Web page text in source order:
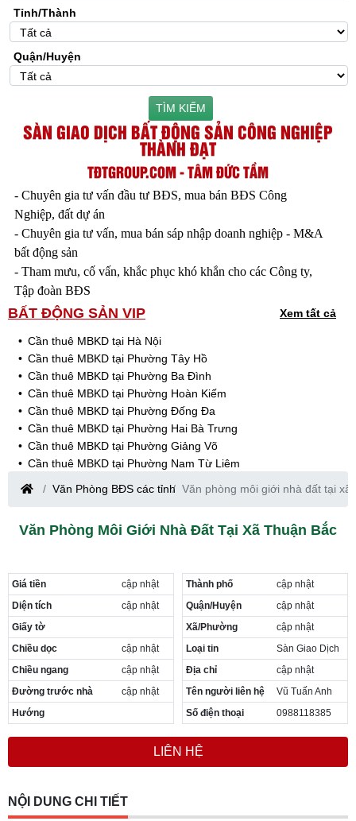
Tỉnh/Thành
Quận/Huyện
TÌM KIẾM
SÀN GIAO DỊCH BẤT ĐỘNG SẢN CÔNG NGHIỆP
THÀNH ĐẠT
TĐTGROUP.COM - TÂM ĐỨC TẦM
- Chuyên gia tư vấn đầu tư BĐS, mua bán BĐS Công
Nghiệp, đất dự án
- Chuyên gia tư vấn, mua bán sáp nhập doanh nghiệp - M&A
bất động sản
- Tham mưu, cố vấn, khắc phục khó khắn cho các Công ty,
Tập đoàn BĐS
BẤT ĐỘNG SẢN VIP Xem tất cả
Cần thuê MBKD tại Hà Nội
Cần thuê MBKD tại Phường Tây Hồ
Cần thuê MBKD tại Phường Ba Đình
Cần thuê MBKD tại Phường Hoàn Kiếm
Cần thuê MBKD tại Phường Đống Đa
Cần thuê MBKD tại Phường Hai Bà Trưng
Cần thuê MBKD tại Phường Giảng Võ
Cần thuê MBKD tại Phường Nam Từ Liêm
Cần thuê MBKD tại Phường Cầu Giấy
Cần thuê MBKD tại Phường Thanh Xuân
Cần thuê MBKD tại Phường Hà Đông
Cần thuê MBKD tại Phường Yên Hòa
Cần thuê MBKD tại Phường Nghĩa Độ
Cần thuê MBKD tại Phường Phương Liệt
Cần thuê MBKD tại Phường Khương Đình
Cần thuê MBKD tại Phường Yên Sở
Cần thuê MBKD tại Phường Hoàng Liệt
Cần thuê MBKD tại Phường Định Công
Cần thuê MBKD tại Phường Tương Mai
Cần thuê MBKD tại Phường Vĩnh Hưng
Cần thuê MBKD tại Phường Lĩnh Nam
Cần thuê MBKD tại Phường Hồng Hà
Cần thuê MBKD tại Phường Văn Miếu
Cần thuê MBKD tại Phường Kim Liên
Văn Phòng BĐS các tỉnh Văn phòng môi giới nhà đất tại xã
Văn Phòng Môi Giới Nhà Đất Tại Xã Thuận Bắc
Giá tiền
cập nhật
Diện tích
cập nhật
Giấy tờ
Chiều dọc
cập nhật
Chiều ngang
cập nhật
Đường trước nhà
cập nhật
Hướng
Thành phố
cập nhật
Quận/Huyện
cập nhật
Xã/Phường
cập nhật
Loại tin
Sàn Giao Dịch
Địa chỉ
cập nhật
Tên người liên hệ
Vũ Tuấn Anh
Số điện thoại
0988118385
LIÊN HỆ
NỘI DUNG CHI TIẾT